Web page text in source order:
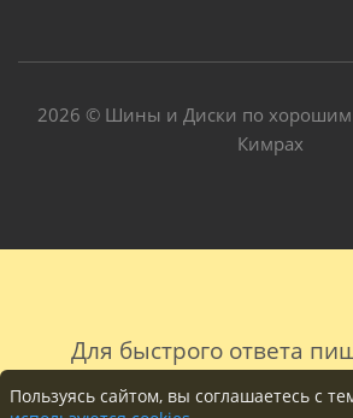
Для быстрого ответа
2026 © Шины и Диски по хорошим
Кимрах
Пользуясь сайтом, вы соглашаетесь с